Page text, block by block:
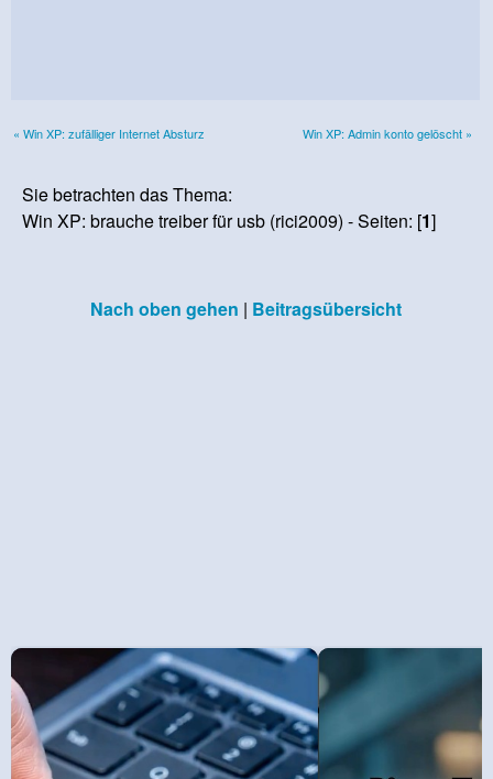
« Win XP: zufälliger Internet Absturz Win XP: Admin konto gelöscht »
Sie betrachten das Thema:
Win XP: brauche treiber für usb (rici2009) - Seiten: [1]
Nach oben gehen | Beitragsübersicht